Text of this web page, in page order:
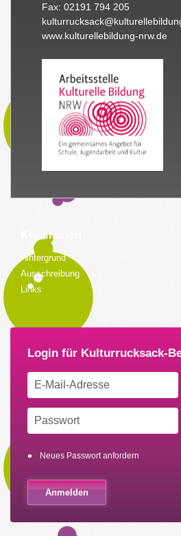
Fax: 02191 794 205
www.kulturellebildung-nrw.de
Kommunen
Hintergrund
Ausschreibung
Links
Neues Passwort anfordern